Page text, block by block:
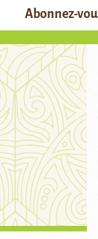
Abonnez-